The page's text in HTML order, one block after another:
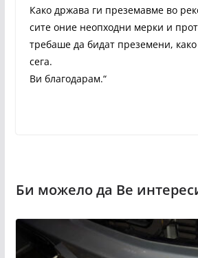
Како држава ги преземавме во
сите оние неопходни мерки и
требаше да бидат преземени,
сега.
Ви благодарам.“